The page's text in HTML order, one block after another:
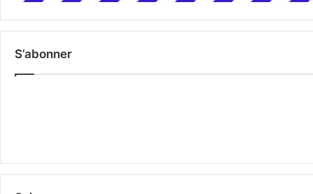
S’abonner